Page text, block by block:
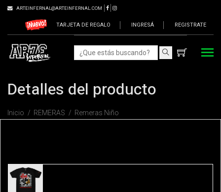
ARTEINFERNAL@ARTEINFERNAL.COM
TARJETA DE REGALO INGRESÁ REGISTRATE
Detalles del producto
Inicio REMERAS Remeras Niño